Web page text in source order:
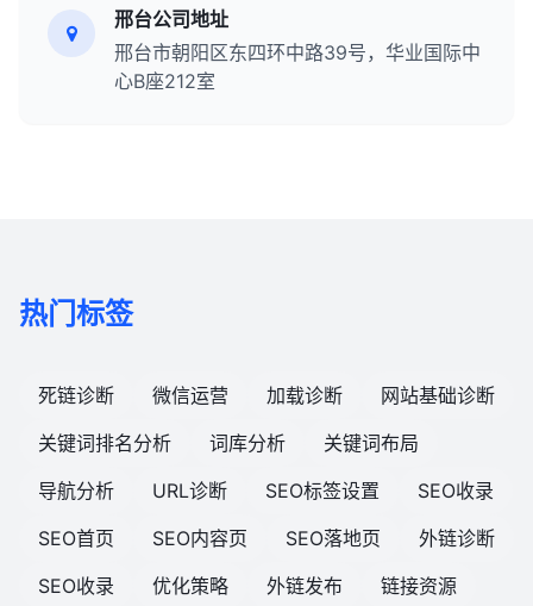
邢台公司地址
邢台市朝阳区东四环中路39号，华业国际中
心B座212室
热门标签
死链诊断 微信运营 加载诊断
网站基础诊断
关键词排名分析
词库分析
关键词布局
导航分析
URL诊断 SEO标签设置
SEO收录
SEO首页
SEO内容页 SEO落地页
外链诊断
SEO收录
优化策略 外链发布
链接资源